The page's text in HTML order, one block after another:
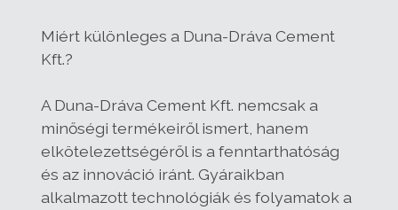
Miért különleges a Duna-Dráva Cement
Kft.?
A Duna-Dráva Cement Kft. nemcsak a
minőségi termékeiről ismert, hanem
elkötelezettségéről is a fenntarthatóság
és az innováció iránt. Gyáraikban
alkalmazott technológiák és folyamatok a